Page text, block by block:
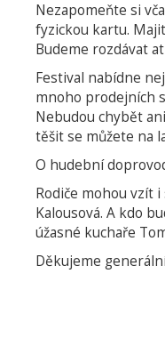
Nezapomeňte si
fyzickou kartu.
Budeme rozdávat
Festival nabídne
mnoho prodejních
Nebudou chybět
těšit se můžete na
O hudební
Rodiče mohou vzít
Kalousová. A kdo
úžasné kuchaře
Děkujeme